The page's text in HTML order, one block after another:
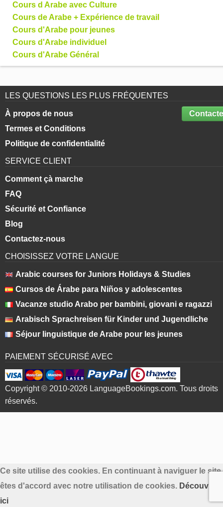
Cours d Arabe avec Culture
Cours de Arabe + Expérience de travail
Cours d'Arabe pour jeunes
Cours d'Arabe individuel
Cours d'Arabe Général
LES QUESTIONS LES PLUS FRÉQUENTES
À propos de nous
Termes et Conditions
Politique de confidentialité
SERVICE CLIENT
Comment çà marche
FAQ
Sécurité et Confiance
Blog
Contactez-nous
CHOISISSEZ VOTRE LANGUE
Arabic courses for Juniors Holidays & Studies
Cursos de Árabe para Niños y adolescentes
Vacanze studio Arabo per bambini, giovani e ragazzi
Arabisch Sprachreisen für Kinder und Jugendliche
Séjour linguistique de Arabe pour les jeunes
PAIEMENT SÉCURISÉ AVEC
Copyright © 2010-2026 LanguageBookings.com. Tous droits
réservés.
Ce site utilise des cookies. En continuant à naviguer le
êtes d'accord avec notre utilisation de cookies. Découvre
ici